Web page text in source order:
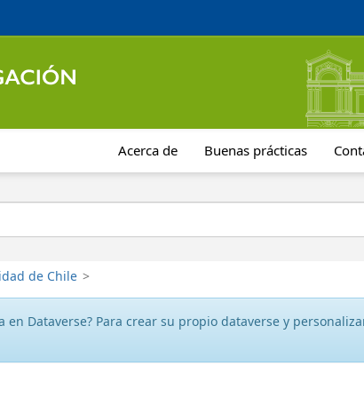
Acerca de Buenas prácticas
de Chile >
en Dataverse? Para crear su propio dataverse y